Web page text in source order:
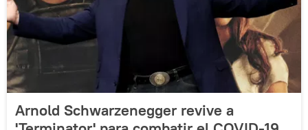
Arnold Schwarzenegger revive a